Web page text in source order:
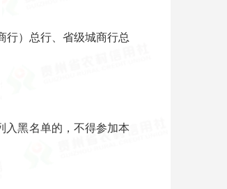
行）总行、省级城商行总
入黑名单的，不得参加本